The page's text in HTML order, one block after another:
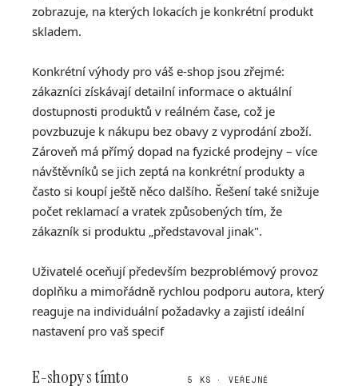
zobrazuje, na kterých lokacích je konkrétní produkt
skladem.
Konkrétní výhody pro váš e-shop jsou zřejmé:
zákazníci získávají detailní informace o aktuální
dostupnosti produktů v reálném čase, což je
povzbuzuje k nákupu bez obavy z vyprodání zboží.
Zároveň má přímý dopad na fyzické prodejny – více
návštěvníků se jich zeptá na konkrétní produkty a
často si koupí ještě něco dalšího. Řešení také snižuje
počet reklamací a vratek způsobených tím, že
zákazník si produktu „představoval jinak".
Uživatelé oceňují především bezproblémový provoz
doplňku a mimořádně rychlou podporu autora, který
reaguje na individuální požadavky a zajistí ideální
nastavení pro vaš specif
E-shopy s tímto 5 KS · VEŘEJNĚ